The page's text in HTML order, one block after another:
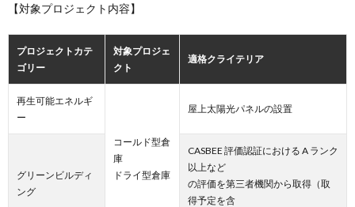
【対象プロジェクト内容】
プロジェクトカテ
ゴリー
対象プロジェ
クト
適格クライテリア
再生可能エネルギ
ー
コールド型倉
庫
ドライ型倉庫
屋上太陽光パネルの設置
グリーンビルディ
ング
CASBEE 評価認証における A ランク
以上など
の評価を第三者機関から取得（取
得予定を含